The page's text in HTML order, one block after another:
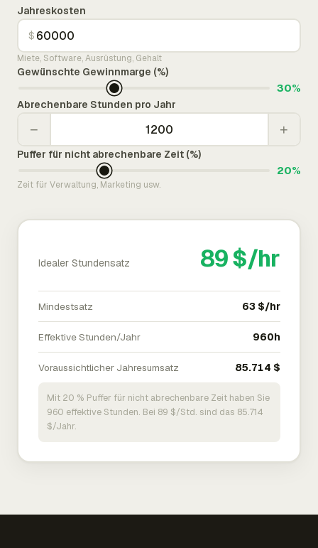
Jahreskosten
$
Miete, Software, Ausrüstung, Gehalt
Gewünschte Gewinnmarge (%)
30%
Abrechenbare Stunden pro Jahr
− +
Puffer für nicht abrechenbare Zeit (%)
20%
Zeit für Verwaltung, Marketing usw.
Idealer Stundensatz 89 $/hr
Mindestsatz 63 $/hr
Effektive Stunden/Jahr 960h
Voraussichtlicher Jahresumsatz 85.714 $
Mit 20 % Puffer für nicht abrechenbare Zeit haben Sie
960 effektive Stunden. Bei 89 $/Std. sind das 85.714
$/Jahr.